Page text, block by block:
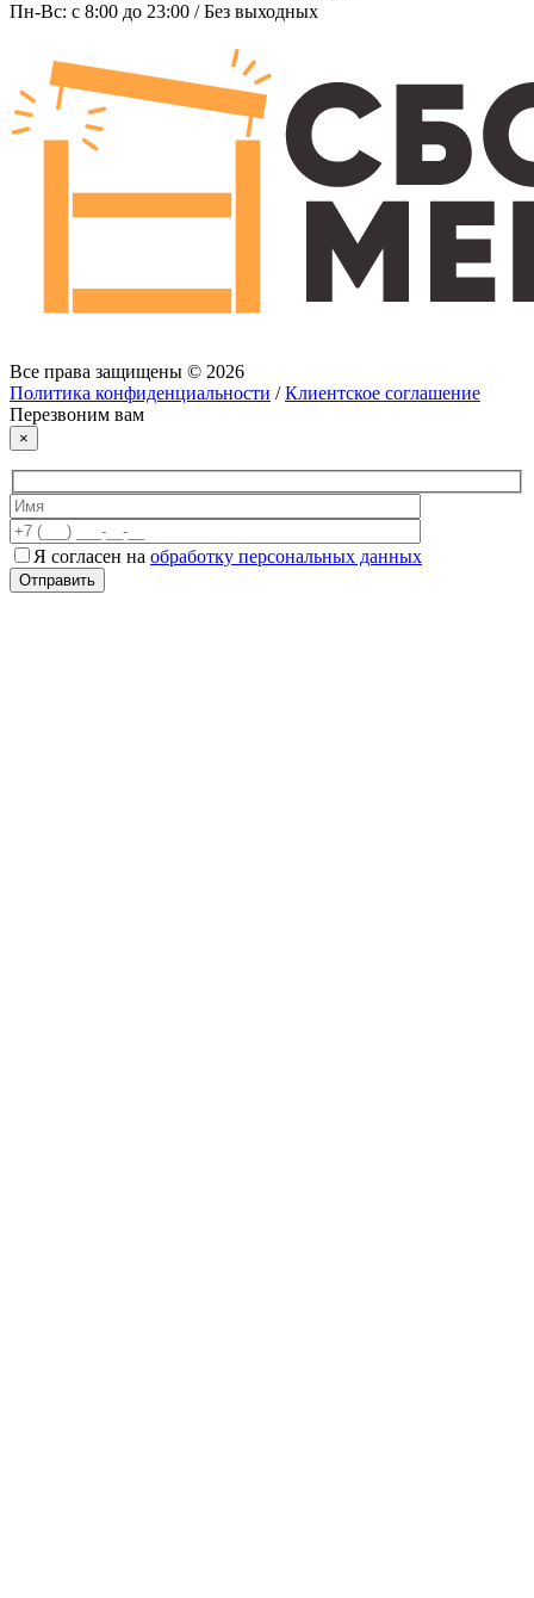
Пн-Вс: c 8:00 до 23:00 / Без выходных
Все права защищены © 2026
Политика конфиденциальности /Клиентское соглашение
Перезвоним вам
×
Я согласен на обработку персональных данных